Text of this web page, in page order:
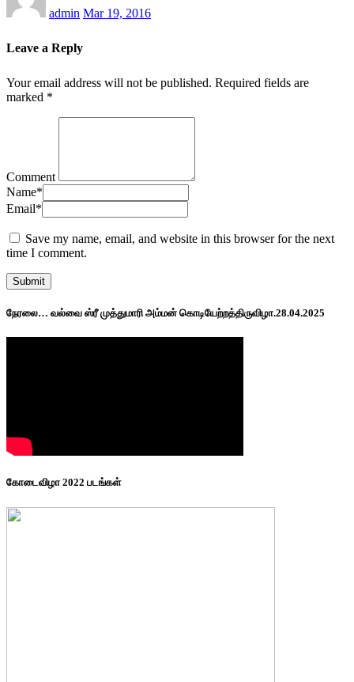
admin Mar 19, 2016
Leave a Reply
Your email address will not be published. Required fields are
marked *
Comment
Name*
Email*
Save my name, email, and website in this browser for the next
time I comment.
நேரலை… வல்வை ஸ்ரீ முத்துமாரி அம்மன் கொடியேற்றத்திருவிழா.28.04.2025
கோடைவிழா 2022 படங்கள்